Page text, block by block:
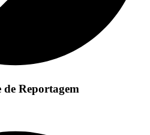
de Reportagem